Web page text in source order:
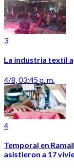
3
La industria textil
4/8, 03:45 p. m.
4
Temporal en
asistieron a 17